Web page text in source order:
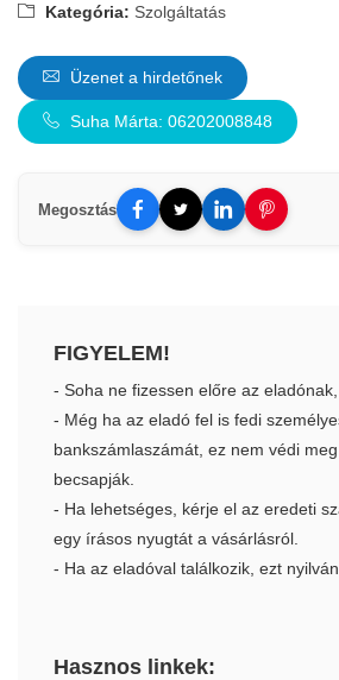
Kategória: Szolgáltatás
Üzenet a hirdetőnek
Suha Márta: 06202008848
Megosztás
FIGYELEM!
- Soha ne fizessen előre az
- Még ha az eladó fel is fedi
bankszámlaszámát, ez nem védi
becsapják.
- Ha lehetséges, kérje el az eredeti
egy írásos nyugtát a vásárlásról.
- Ha az eladóval találkozik, ezt
Hasznos linkek: